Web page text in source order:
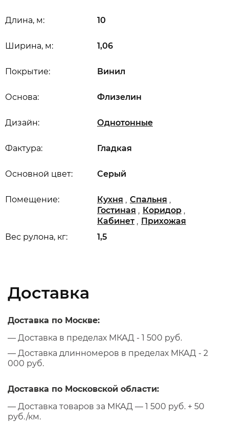
Длина, м: 10
Ширина, м: 1,06
Вес рулона, кг: 1,5
Основной цвет: Серый
Дизайн: Однотонные
Основа: Флизелин
Покрытие: Винил
Помещение: Кухня , Спальня ,
Гостиная , Коридор ,
Кабинет , Прихожая
Фактура: Гладкая
Доставка
Доставка по Москве:
— Доставка в пределах МКАД - 1 500 руб.
— Доставка длинномеров в пределах МКАД - 2
000 руб.
Доставка по Московской области:
— Доставка товаров за МКАД — 1 500 руб. + 50
руб./км.